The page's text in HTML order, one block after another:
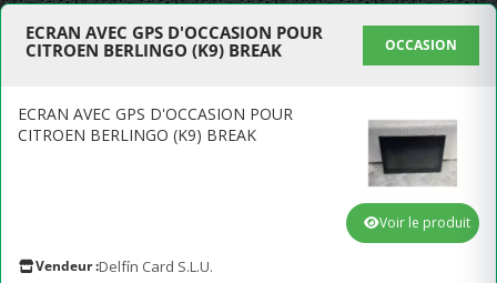
ECRAN AVEC GPS D'OCCASION POUR
CITROEN BERLINGO (K9) BREAK
OCCASION
ECRAN AVEC GPS D'OCCASION POUR
CITROEN BERLINGO (K9) BREAK
Vendeur :Delfín Card S.L.U.
Voir le produit